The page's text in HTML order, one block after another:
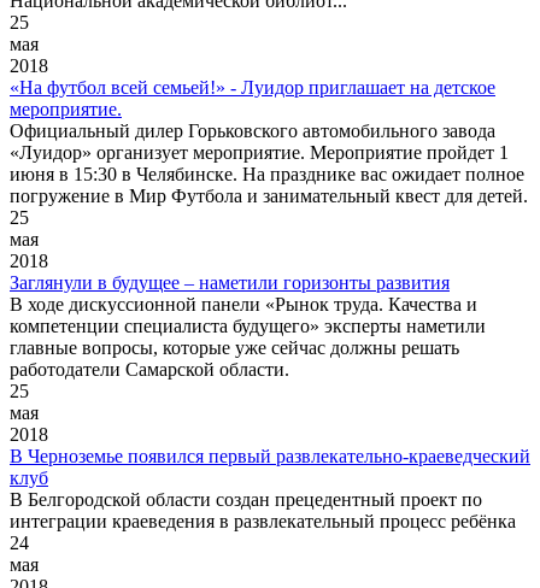
25
мая
2018
«На футбол всей семьей!» - Луидор приглашает на детское
мероприятие.
Официальный дилер Горьковского автомобильного завода
«Луидор» организует мероприятие. Мероприятие пройдет 1
июня в 15:30 в Челябинске. На празднике вас ожидает полное
погружение в Мир Футбола и занимательный квест для детей.
25
мая
2018
Заглянули в будущее – наметили горизонты развития
В ходе дискуссионной панели «Рынок труда. Качества и
компетенции специалиста будущего» эксперты наметили
главные вопросы, которые уже сейчас должны решать
работодатели Самарской области.
25
мая
2018
В Черноземье появился первый развлекательно-краеведческий
клуб
В Белгородской области создан прецедентный проект по
интеграции краеведения в развлекательный процесс ребёнка
24
мая